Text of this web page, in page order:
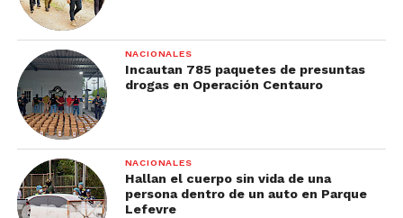
NACIONALES
Incautan 785 paquetes de presuntas
drogas en Operación Centauro
NACIONALES
Hallan el cuerpo sin vida de una
persona dentro de un auto en Parque
Lefevre